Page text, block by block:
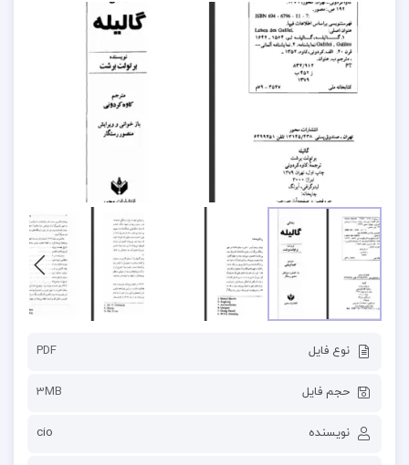
نوع فایل PDF
حجم فایل 3MB
نویسنده cio